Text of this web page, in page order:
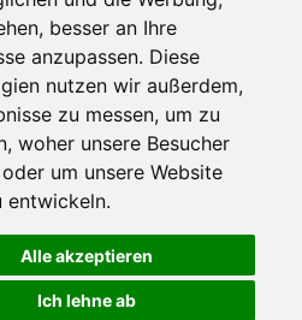
besser an Ihre
anzupassen. Diese
nutzen wir außerdem,
zu messen, um zu
woher unsere Besucher
um unsere Website
entwickeln.
Alle akzeptieren
Ich lehne ab
Партнерам
Инвесторам
Медиа
Facebook
Twitter
YouTube